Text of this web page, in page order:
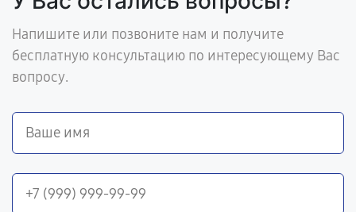
Напишите или позвоните нам и получите
бесплатную консультацию по интересующему Вас
вопросу.